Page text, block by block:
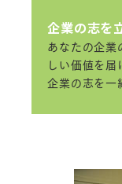
レポー
「印刷会
「印刷
ポート
た。
企業の志を
あなたの企業
しい価値を届
企業の志を一